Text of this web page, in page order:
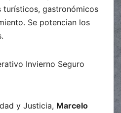
turísticos, gastronómicos
Se potencian los
Invierno Seguro
y Justicia, Marcelo